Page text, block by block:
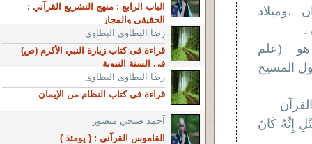
،وميلاد
.
هو (علم
المسيح
إِنَّهُ كَانَ
الباب الرابع : منهج التشريع القرآني :
الحقيقى والمجاز
رضا البطاوى البطاوى
قراءة فى كتاب زيارة النبي الأكرم (ص)
في السنة النبوية
رضا البطاوى البطاوى
قراءة فى كتاب النظام من الإيمان
آحمد صبحي منصور
القاموس القرآنى : ( يومئذ )